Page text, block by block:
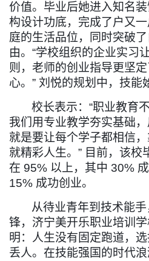
价值。毕业后她进入知名装
构设计功底， 完成了户又
庭的生活品位， 同时突破
由。 “学校组织的企业实习
则，老师的创业指导更坚
心。 ” 刘悦的规划中，技能
校长表示： “职业教育
我们用专业教学夯实基础，
就是要让每个学子都相信
就精彩人生。 ” 目前，该校
在 95% 以上，其中 30%
15% 成功创业。
从待业青年到技术能
锋，济宁美开乐职业培训
明：人生没有固定跑道，
丢人。在技能强国的时代